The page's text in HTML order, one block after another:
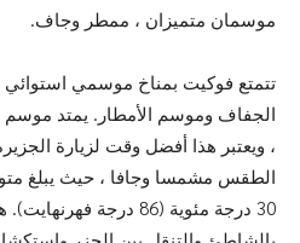
موسمان متميزان ، ممطر وجاف.
تتمتع فوكيت بمناخ موسمي
الجفاف وموسم الأمطار. يمتد موسم
، ويعتبر هذا أفضل وقت لزيارة
الطقس مشمسا وجافا ، حيث يبلغ
30 درجة مئوية (86 درجة